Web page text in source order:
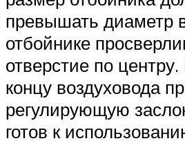
превышать диаметр
отбойнике
отверстие по
концу воздуховода
регулирующую
готов к